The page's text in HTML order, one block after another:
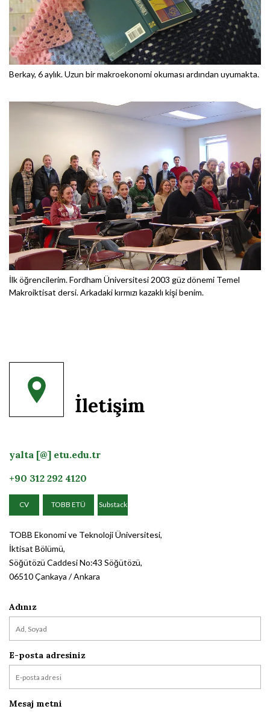
Berkay, 6 aylık. Uzun bir makroekonomi okuması ardından uyumakta.
İlk öğrencilerim. Fordham Üniversitesi 2003 güz dönemi Temel
Makroiktisat dersi. Arkadaki kırmızı kazaklı kişi benim.
İletişim
yalta [@] etu.edu.tr
+90 312 292 4120
CV TOBB ETÜ Substack
TOBB Ekonomi ve Teknoloji Üniversitesi,
İktisat Bölümü,
Söğütözü Caddesi No:43 Söğütözü,
06510 Çankaya / Ankara
Adınız
E-posta adresiniz
Mesaj metni